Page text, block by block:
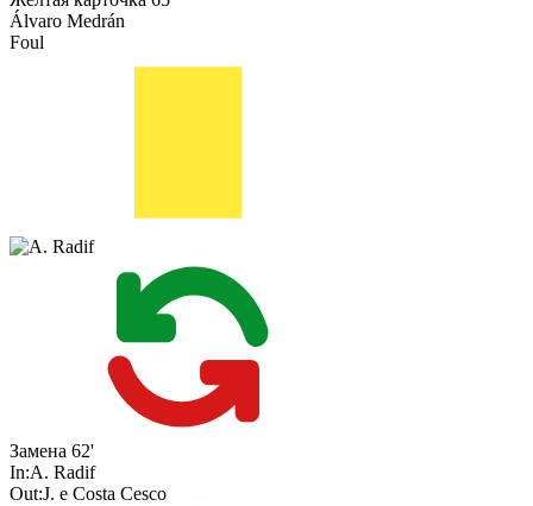
Álvaro Medrán
Foul
Замена 62'
In:A. Radif
Out:J. e Costa Cesco